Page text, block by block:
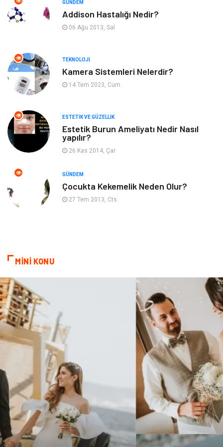
Organizasyon Hastalıklar
Kadın Hastalıkları Alternatif Tıp
Güzellik
Beslenme
Psikolojik Hastalıklar
Kanser
Bakım Aksesuar
Sağlık Haberleri Blogroll
Spor Malzemeleri Hediyelik Eşya
Kültür Acil ve İlkyardım
GÜNDEM
Addison Hastalığı Nedir?
06 Ağu 2013, Sal
TEKNOLOJI
Kamera Sistemleri Nelerdir?
14 Tem 2023, Cum
ESTETIK VE GÜZELLIK
Estetik Burun Ameliyatı Nedir Nasıl
yapılır?
26 Kas 2014, Çar
GÜNDEM
Çocukta Kekemelik Neden Olur?
27 Tem 2013, Cts
MİNİ KONU